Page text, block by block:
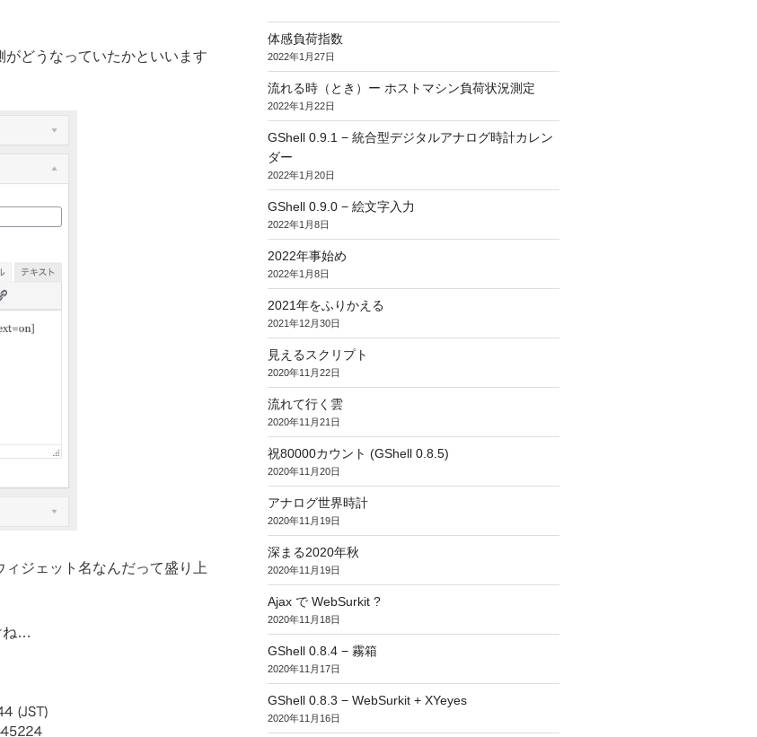
どうなっていたかといいます
ジェット名なんだって盛り上
ね…
体感負荷指数
2022年1月27日
流れる時（とき）ー ホストマシン負荷状況測定
2022年1月22日
GShell 0.9.1 − 統合型デジタルアナログ時計カレン
ダー
2022年1月20日
GShell 0.9.0 − 絵文字入力
2022年1月8日
2022年事始め
2022年1月8日
2021年をふりかえる
2021年12月30日
見えるスクリプト
2020年11月22日
流れて行く雲
2020年11月21日
祝80000カウント (GShell 0.8.5)
2020年11月20日
アナログ世界時計
2020年11月19日
深まる2020年秋
2020年11月19日
Ajax で WebSurkit ?
2020年11月18日
GShell 0.8.4 − 霧箱
2020年11月17日
GShell 0.8.3 − WebSurkit + XYeyes
2020年11月16日